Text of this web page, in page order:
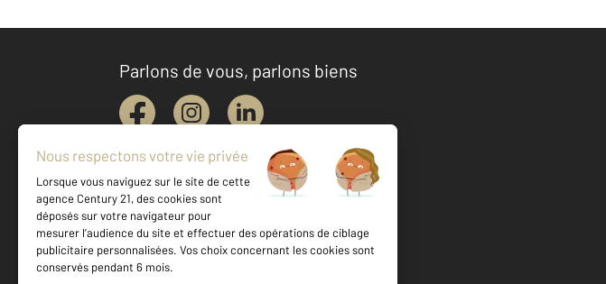
Parlons de vous, parlons biens
Votre agence est notée